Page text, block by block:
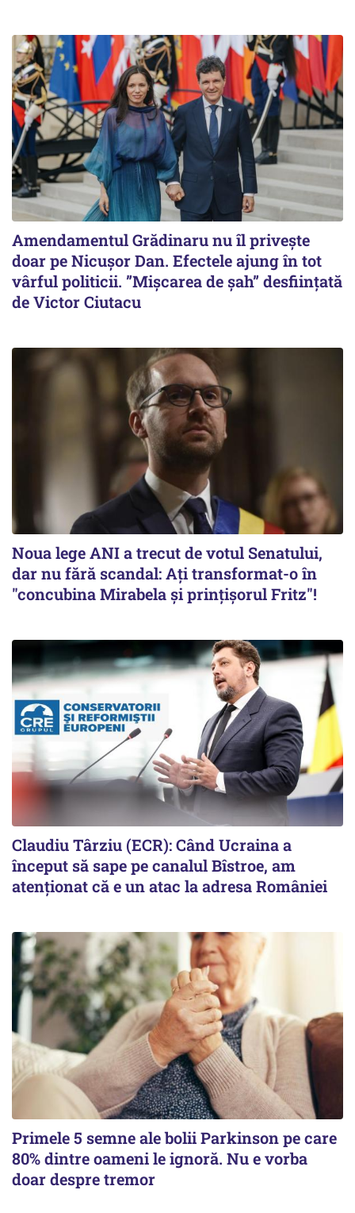
Amendamentul Grădinaru nu îl privește
doar pe Nicușor Dan. Efectele ajung în tot
vârful politicii. ”Mișcarea de șah” desființată
de Victor Ciutacu
Noua lege ANI a trecut de votul Senatului,
dar nu fără scandal: Ați transformat-o în
"concubina Mirabela şi prinţişorul Fritz"!
Claudiu Târziu (ECR): Când Ucraina a
început să sape pe canalul Bîstroe, am
atenționat că e un atac la adresa României
Primele 5 semne ale bolii Parkinson pe care
80% dintre oameni le ignoră. Nu e vorba
doar despre tremor